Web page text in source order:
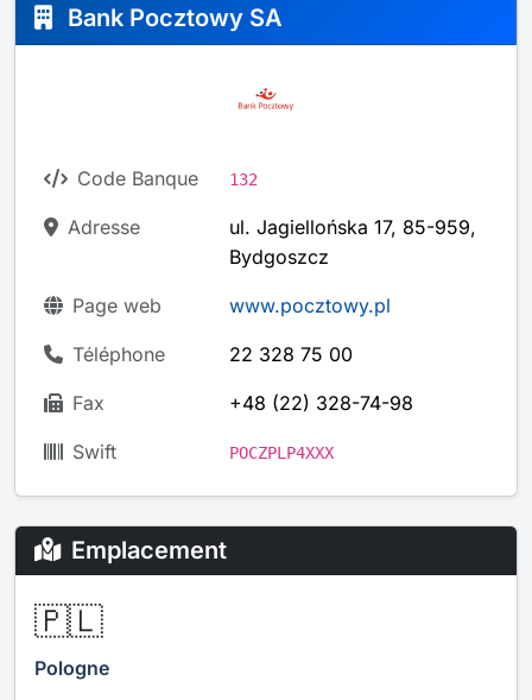
Bank Pocztowy SA
Code Banque 132
Adresse
ul. Jagiellońska 17, 85-959,
Bydgoszcz
Page web www.pocztowy.pl
Téléphone 22 328 75 00
Fax +48 (22) 328-74-98
Swift POCZPLP4XXX
Emplacement
🇵🇱
Pologne